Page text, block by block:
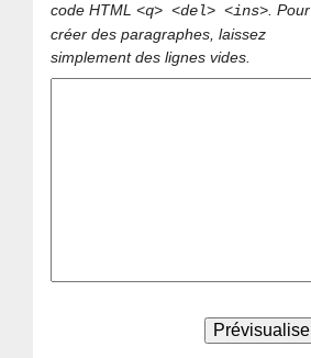
code HTML<q> <del> <ins>. Pour
créer des paragraphes, laissez
simplement des lignes vides.